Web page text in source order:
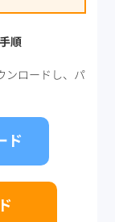
順
ンロードし、パ
ド